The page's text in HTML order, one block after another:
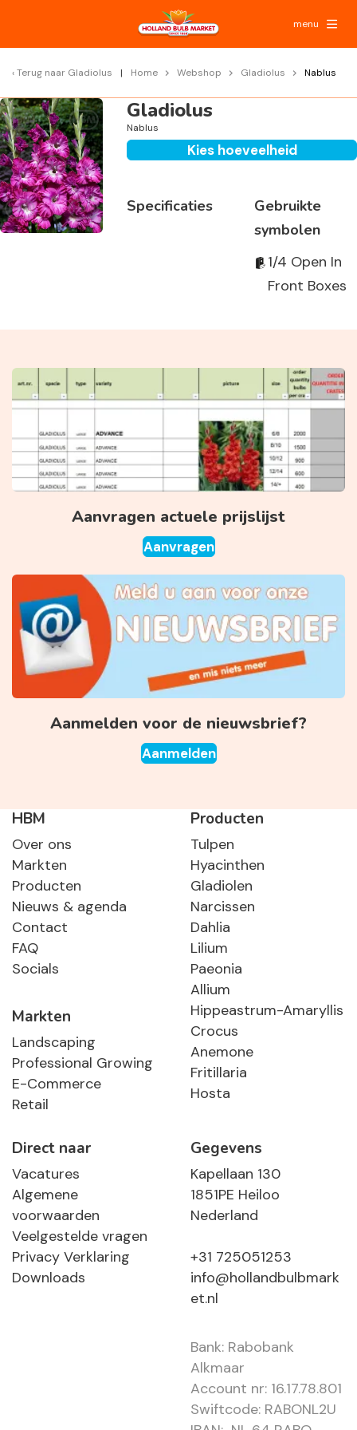
menu
Terug naar Gladiolus Home Webshop Gladiolus Nablus
Gladiolus
Nablus
Kies hoeveelheid
Specificaties
Gebruikte
symbolen
1/4 Open In
Front Boxes
Aanvragen actuele prijslijst
Aanvragen
Aanmelden voor de nieuwsbrief?
Aanmelden
HBM
Over ons
Markten
Producten
Nieuws & agenda
Contact
FAQ
Socials
Markten
Landscaping
Professional Growing
E-Commerce
Retail
Producten
Tulpen
Hyacinthen
Gladiolen
Narcissen
Dahlia
Lilium
Paeonia
Allium
Hippeastrum-Amaryllis
Crocus
Anemone
Fritillaria
Hosta
Direct naar
Vacatures
Algemene
voorwaarden
Veelgestelde vragen
Privacy Verklaring
Downloads
Gegevens
Kapellaan 130
1851PE Heiloo
Nederland
+31 725051253
info@hollandbulbmark
et.nl
Bank: Rabobank
Alkmaar
Account nr: 16.17.78.801
Swiftcode: RABONL2U